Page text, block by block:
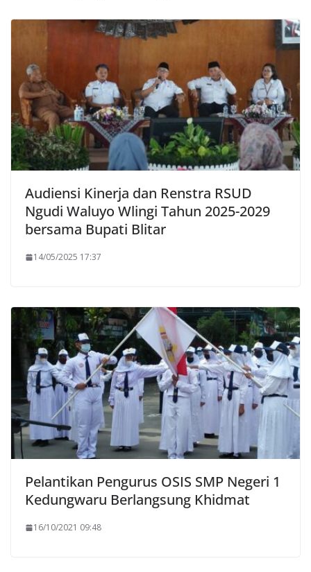
Audiensi Kinerja dan Renstra RSUD
Ngudi Waluyo Wlingi Tahun 2025-2029
bersama Bupati Blitar
14/05/2025 17:37
Pelantikan Pengurus OSIS SMP Negeri 1
Kedungwaru Berlangsung Khidmat
16/10/2021 09:48